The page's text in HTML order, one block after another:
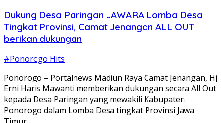
Dukung Desa Paringan JAWARA Lomba Desa
Tingkat Provinsi, Camat Jenangan ALL OUT
berikan dukungan
#Ponorogo Hits
Ponorogo – Portalnews Madiun Raya Camat Jenangan, Hj
Erni Haris Mawanti memberikan dukungan secara All Out
kepada Desa Paringan yang mewakili Kabupaten
Ponorogo dalam Lomba Desa tingkat Provinsi Jawa